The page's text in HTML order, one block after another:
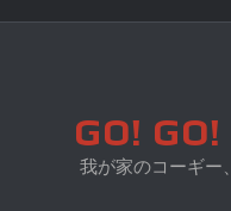
GO!
我が家のコーギー